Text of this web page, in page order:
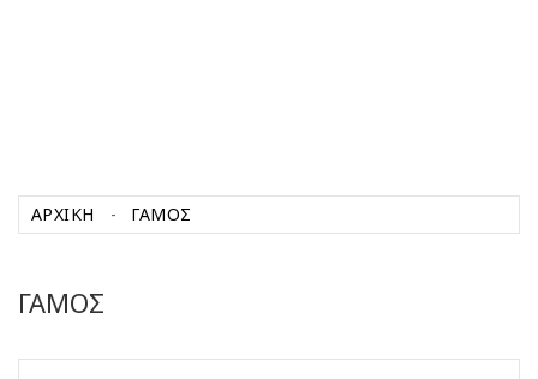
ΑΡΧΙΚΉ ΓΑΜΟΣ
ΓΑΜΟΣ